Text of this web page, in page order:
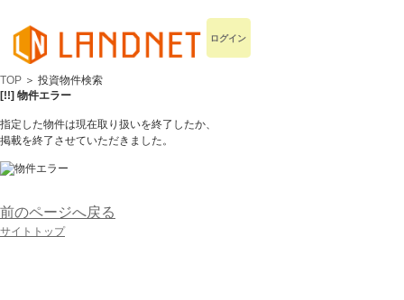
ログイン
TOP ＞ 投資物件検索
[!!] 物件エラー
指定した物件は現在取り扱いを終了したか、
掲載を終了させていただきました。
前のページへ戻る
サイトトップ